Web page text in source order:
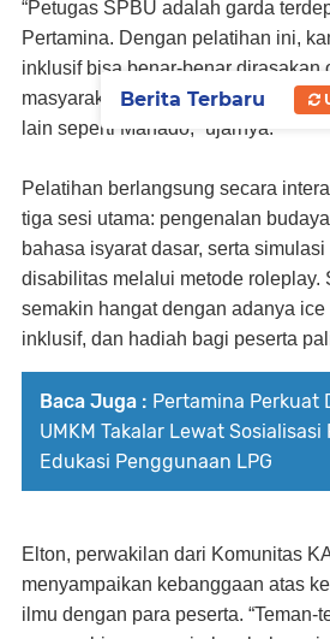
“Petugas SPBU adalah garda
Pertamina. Dengan pelatihan ini,
inklusif bisa benar-benar dirasakan
masyarakat, tidak hanya di Bitung,
lain seperti Manado,” ujarnya.
Pelatihan berlangsung secara
tiga sesi utama: pengenalan
bahasa isyarat dasar, serta
disabilitas melalui metode roleplay.
semakin hangat dengan adanya
inklusif, dan hadiah bagi peserta
Baca Juga : Pertamina Perkuat
UMKM Takalar Lewat Sosialisasi
Edukasi Penggunaan LPG
Elton, perwakilan dari Komunitas
menyampaikan kebanggaan atas
ilmu dengan para peserta. “Teman-
Berita Terbaru